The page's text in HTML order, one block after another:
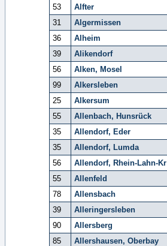
53
Alfter
31
Algermissen
36
Alheim
39
Alikendorf
56
Alken, Mosel
99
Alkersleben
25
Alkersum
55
Allenbach, Hunsrück
35
Allendorf, Eder
35
Allendorf, Lumda
56
Allendorf, Rhein-Lahn-Kr
55
Allenfeld
78
Allensbach
39
Alleringersleben
90
Allersberg
85
Allershausen, Oberbay